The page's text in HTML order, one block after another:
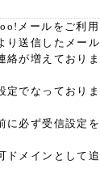
メールをご利用
り送信したメール
絡が増えておりま
定でなっておりま
に必ず受信設定を
ドメインとして追